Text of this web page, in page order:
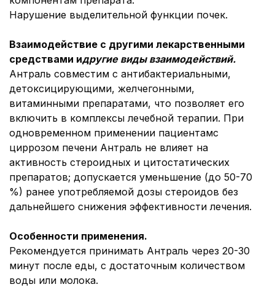
Нарушение выделительной функции почек.
Взаимодействие с другими лекарственными
средствами идругие виды взаимодействий.
Антраль совместим с антибактериальными,
детоксицирующими, желчегонными,
витаминными препаратами, что позволяет его
включить в комплексы лечебной терапии. При
одновременном применении пациентамс
циррозом печени Антраль не влияет на
активность стероидных и цитостатических
препаратов; допускается уменьшение (до 50-70
%) ранее употребляемой дозы стероидов без
дальнейшего снижения эффективности лечения.
Особенности применения.
Рекомендуется принимать Антраль через 20-30
минут после еды, с достаточным количеством
воды или молока.